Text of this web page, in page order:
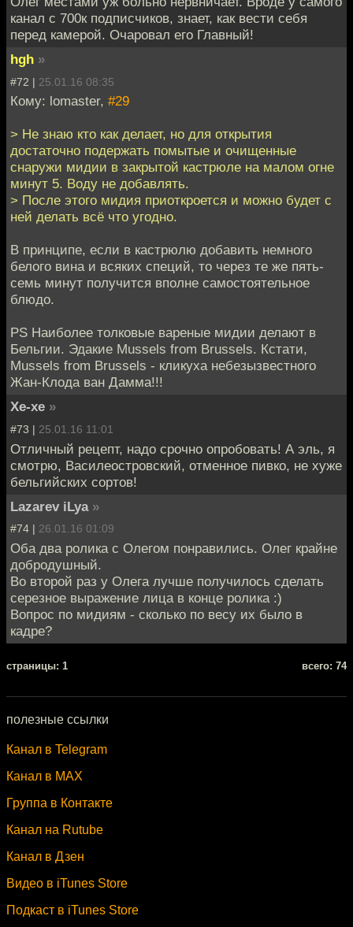
канал с 700к подписчиков, знает, как вести себя
перед камерой. Очаровал его Главный!
hgh »
#72 | 25.01.16 08:35
Кому: lomaster, #29
> Не знаю кто как делает, но для открытия
достаточно подержать помытые и очищенные
снаружи мидии в закрытой кастрюле на малом огне
минут 5. Воду не добавлять.
> После этого мидия приоткроется и можно будет с
ней делать всё что угодно.
В принципе, если в кастрюлю добавить немного
белого вина и всяких специй, то через те же пять-
семь минут получится вполне самостоятельное
блюдо.
PS Наиболее толковые вареные мидии делают в
Бельгии. Эдакие Mussels from Brussels. Кстати,
Mussels from Brussels - кликуха небезызвестного
Жан-Клода ван Дамма!!!
Хе-хе »
#73 | 25.01.16 11:01
Отличный рецепт, надо срочно опробовать! А эль, я
смотрю, Василеостровский, отменное пивко, не хуже
бельгийских сортов!
Lazarev iLya »
#74 | 26.01.16 01:09
Оба два ролика с Олегом понравились. Олег крайне
добродушный.
Во второй раз у Олега лучше получилось сделать
серезное выражение лица в конце ролика :)
Вопрос по мидиям - сколько по весу их было в
кадре?
cтраницы: 1 всего: 74
полезные ссылки
Канал в Telegram
Канал в MAX
Группа в Контакте
Канал на Rutube
Канал в Дзен
Видео в iTunes Store
Подкаст в iTunes Store